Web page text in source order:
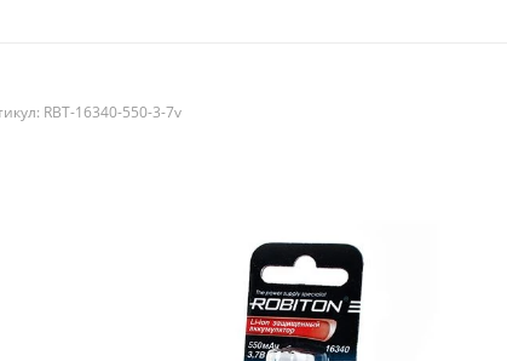
RBT-16340-550-3-7v